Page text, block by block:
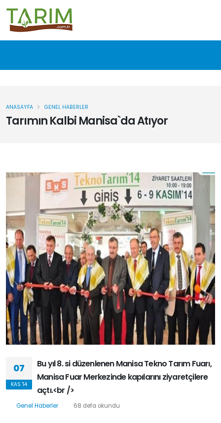
Tarımın Kalbi Manisa`da Atıyor
ANASAYFA GENEL HABERLER
07
KAS '14
Bu yıl 8. si düzenlenen Manisa Tekno Tarım Fuarı,
Manisa Fuar Merkezinde kapılarını ziyaretçilere
açtı.<br />
Genel Haberler 68 defa okundu